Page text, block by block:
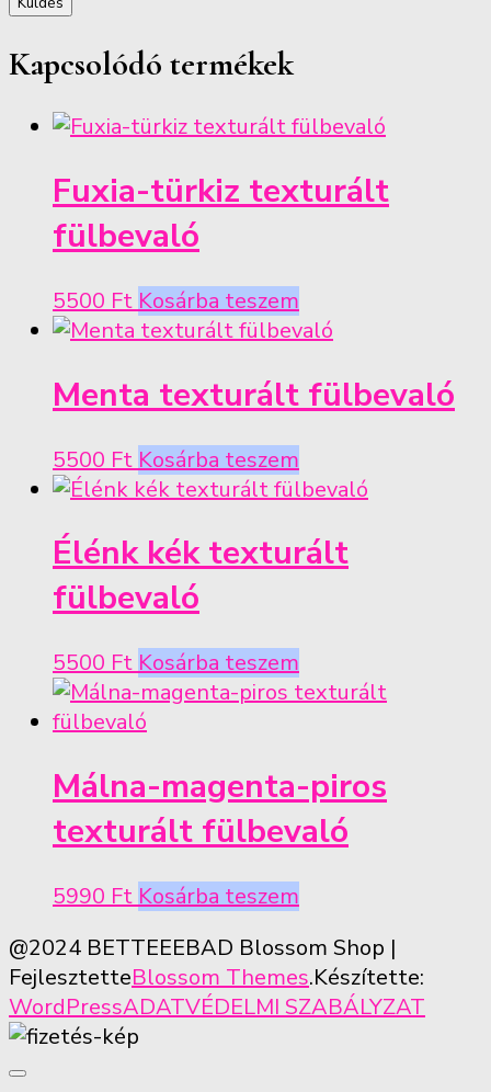
Kapcsolódó termékek
Fuxia-türkiz texturált
fülbevaló
5500 Ft Kosárba teszem
Menta texturált fülbevaló
5500 Ft Kosárba teszem
Élénk kék texturált
fülbevaló
5500 Ft Kosárba teszem
Málna-magenta-piros
texturált fülbevaló
5990 Ft Kosárba teszem
@2024 BETTEEEBAD Blossom Shop |
FejlesztetteBlossom Themes.Készítette:
WordPressADATVÉDELMI SZABÁLYZAT